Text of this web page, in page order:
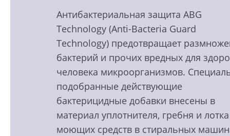
Антибактериальная защита ABG
Technology (Anti-Bacteria Guard
Technology) предотвращает
бактерий и прочих вредных для
человека микроорганизмов.
подобранные действующие
бактерицидные добавки внесены в
материал уплотнителя, гребня и
моющих средств в стиральных